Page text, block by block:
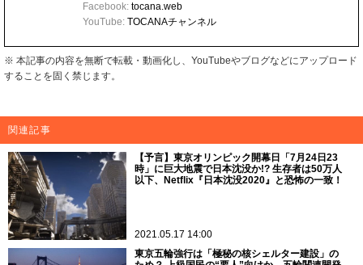
Facebook: tocana.web
YouTube: TOCANAチャンネル
※ 本記事の内容を無断で転載・動画化し、YouTubeやブログなどにアップロード
することを固く禁じます。
関連記事
【予言】東京オリンピック開幕日「7月24日23
時」に巨大地震で日本沈没か!? 生存者は50万人
以下、Netflix『日本沈没2020』と恐怖の一致！
2021.05.17 14:00
東京五輪強行は「極秘の核シェルター建設」の